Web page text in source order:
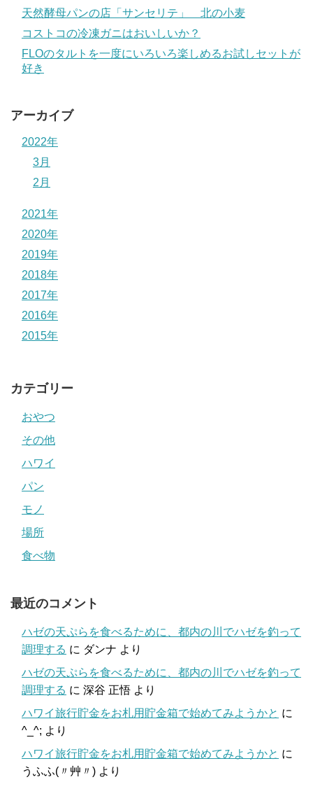
天然酵母パンの店「サンセリテ」 北の小麦
コストコの冷凍ガニはおいしいか？
FLOのタルトを一度にいろいろ楽しめるお試しセットが
好き
アーカイブ
2022年
3月
2月
2021年
2020年
2019年
2018年
2017年
2016年
2015年
カテゴリー
おやつ
その他
ハワイ
パン
モノ
場所
食べ物
最近のコメント
ハゼの天ぷらを食べるために、都内の川でハゼを釣って
調理する に ダンナ より
ハゼの天ぷらを食べるために、都内の川でハゼを釣って
調理する に 深谷 正悟 より
ハワイ旅行貯金をお札用貯金箱で始めてみようかと に
^_^; より
ハワイ旅行貯金をお札用貯金箱で始めてみようかと に
うふふ(〃艸〃) より